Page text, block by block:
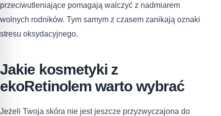
przeciwutleniające pomagają walczyć z nadmiarem
wolnych rodników. Tym samym z czasem zanikają oznaki
stresu oksydacyjnego.
Jakie kosmetyki z
ekoRetinolem warto wybrać
Jeżeli Twoja skóra nie jest jeszcze przyzwyczajona do